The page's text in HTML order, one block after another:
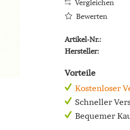
Vergleichen
Bewerten
Artikel-Nr.:
Hersteller:
Vorteile
Kostenloser
Schneller
Bequemer